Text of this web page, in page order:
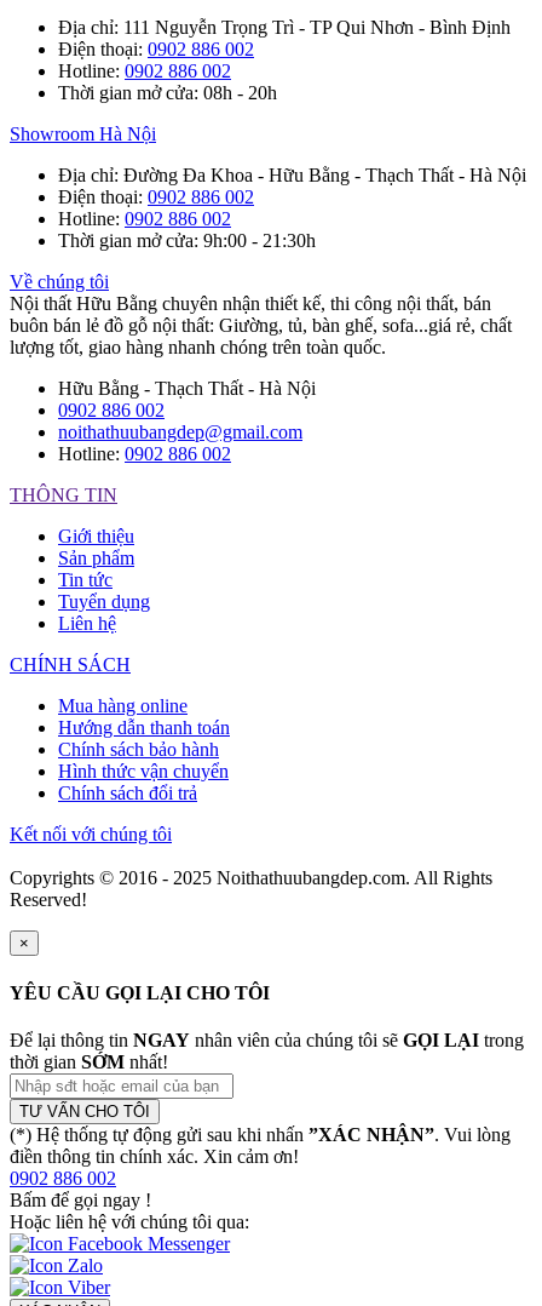
Địa chỉ: 111 Nguyễn Trọng Trì - TP Qui Nhơn - Bình Định
Điện thoại: 0902 886 002
Hotline: 0902 886 002
Thời gian mở cửa: 08h - 20h
Showroom Hà Nội
Địa chỉ: Đường Đa Khoa - Hữu Bằng - Thạch Thất - Hà Nội
Điện thoại: 0902 886 002
Hotline: 0902 886 002
Thời gian mở cửa: 9h:00 - 21:30h
Về chúng tôi
Nội thất Hữu Bằng chuyên nhận thiết kế, thi công nội thất, bán
buôn bán lẻ đồ gỗ nội thất: Giường, tủ, bàn ghế, sofa...giá rẻ, chất
lượng tốt, giao hàng nhanh chóng trên toàn quốc.
Hữu Bằng - Thạch Thất - Hà Nội
0902 886 002
noithathuubangdep@gmail.com
Hotline: 0902 886 002
THÔNG TIN
Giới thiệu
Sản phẩm
Tin tức
Tuyển dụng
Liên hệ
CHÍNH SÁCH
Mua hàng online
Hướng dẫn thanh toán
Chính sách bảo hành
Hình thức vận chuyển
Chính sách đổi trả
Kết nối với chúng tôi
Copyrights © 2016 - 2025 Noithathuubangdep.com. All Rights
Reserved!
×
YÊU CẦU GỌI LẠI CHO TÔI
Để lại thông tin NGAY nhân viên của chúng tôi sẽ GỌI LẠI trong
thời gian SỚM nhất!
TƯ VẤN CHO TÔI
(*) Hệ thống tự động gửi sau khi nhấn ”XÁC NHẬN”. Vui lòng
điền thông tin chính xác. Xin cảm ơn!
0902 886 002
Bấm để gọi ngay !
Hoặc liên hệ với chúng tôi qua: